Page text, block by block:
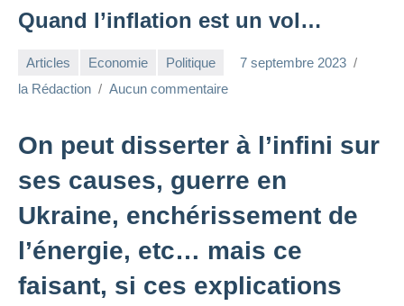
Quand l’inflation est un vol…
Articles Economie Politique
7 septembre 2023
la Rédaction
Aucun commentaire
On peut disserter à l’infini sur
ses causes, guerre en
Ukraine, enchérissement de
l’énergie, etc… mais ce
faisant, si ces explications